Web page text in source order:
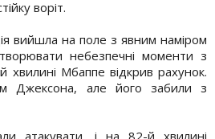
воріт.
вийшла на поле з явним наміром
небезпечні моменти з
хвилині Мбаппе відкрив рахунок.
Джексона, але його забили з
атакувати, і на 82-й хвилині